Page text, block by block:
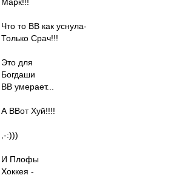
Что то ВВ как уснула-
Только Срач!!!
Это для
Богдаши
ВВ умерает...
А ВВот Хуй!!!!
,-:)))
И Плофы
Хоккея -